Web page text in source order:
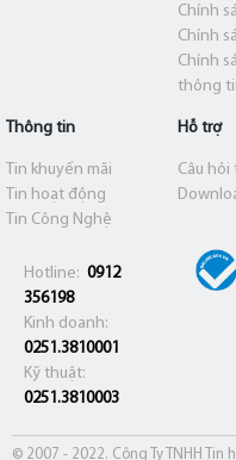
Chính
Chính
Chính
thông
Thông tin
Tin khuyến mãi
Tin hoạt động
Tin Công Nghệ
Hỗ trợ
Câu
Hotline: 0912
356198
Kinh doanh:
0251.3810001
Kỹ thuật:
0251.3810003
© 2007 - 2022. Công Ty TNHH Tin